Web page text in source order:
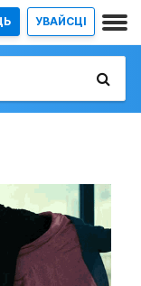
УВАЙСЦІ